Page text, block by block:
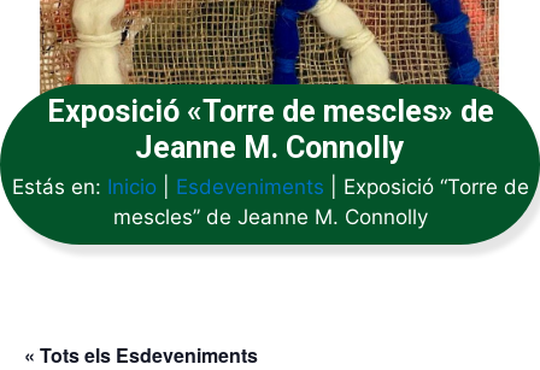
Exposició «Torre de mescles» de
Jeanne M. Connolly
Estás en: Inicio| Esdeveniments
Exposició “Torre de
mescles” de Jeanne M. Connolly
« Tots els Esdeveniments